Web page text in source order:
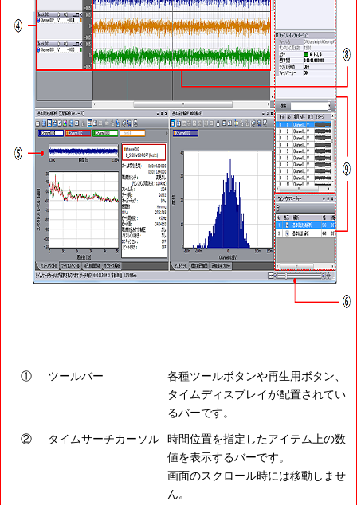
① ツールバー
各種ツールボタンや再生用ボタン、
タイムディスプレイが配置されてい
るバーです。
② タイムサーチカーソル
時間位置を指定したアイテム上の数
値を表示するバーです。
画面のスクロール時には移動しませ
ん。